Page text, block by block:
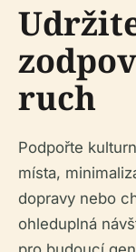
ruch
Podpořte
místa,
dopravy nebo
ohleduplná